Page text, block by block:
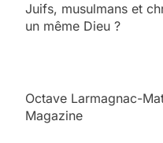
Juifs, musulmans et
un même Dieu ?
Octave Larmagnac-
Magazine